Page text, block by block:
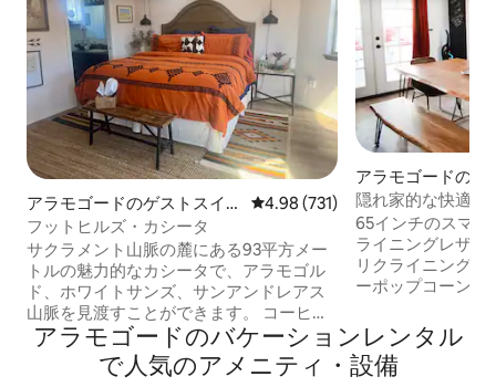
アラモゴードのゲストスイー
ト
レビュー731件、5つ星中4.98つ
4.98 (731)
フットヒルズ・カシータ
サクラメント山脈の麓にある93平方メー
トルの魅力的なカシータで、アラモゴル
ド、ホワイトサンズ、サンアンドレアス
山脈を見渡すことができます。 コーヒー
ショップ、ニューメキシコ州立大学アラ
モガルド校、病院、スポーツ施設、ホリ
ーオークフォート空軍基地、ホワイト・
アラモゴードの一
隠れ家的な快適な
65インチのスマ
ライニングレザー
リクライニング
ーポップコーン（
ください。また、
ラとフィルムが
ったり、小道具を
アラモゴードのバケーションレンタル
で人気のアメニティ・設備